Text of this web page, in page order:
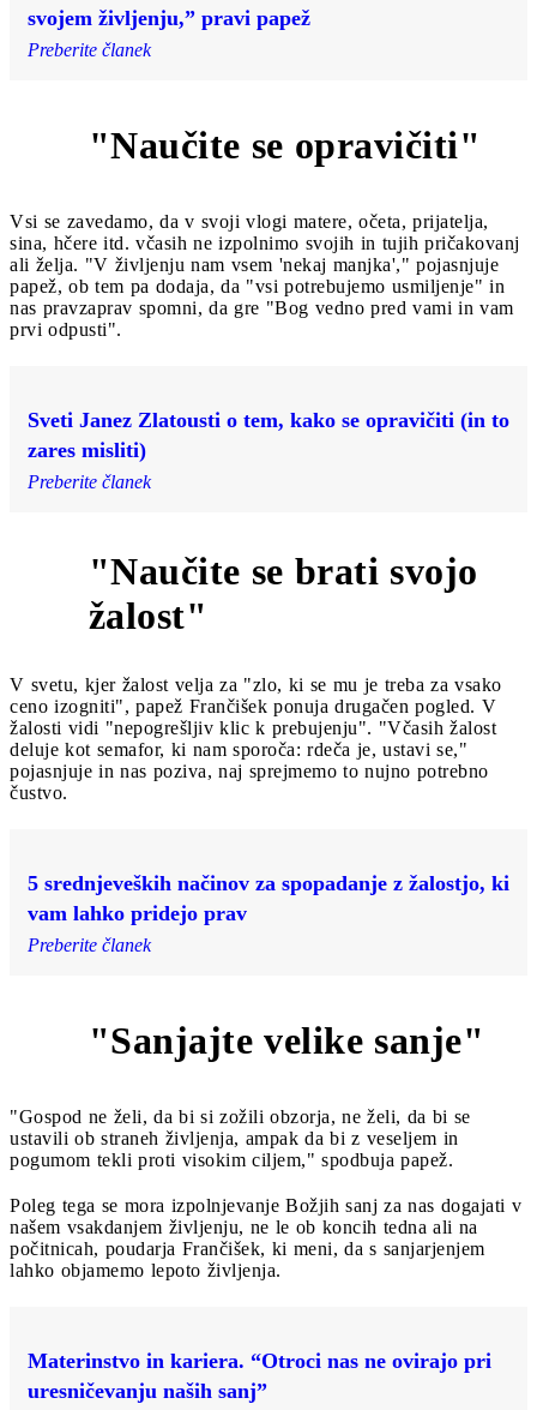
svojem življenju,” pravi papež
Preberite članek
"Naučite se opravičiti"
Vsi se zavedamo, da v svoji vlogi matere, očeta, prijatelja,
sina, hčere itd. včasih ne izpolnimo svojih in tujih pričakovanj
ali želja. "V življenju nam vsem 'nekaj manjka'," pojasnjuje
papež, ob tem pa dodaja, da "vsi potrebujemo usmiljenje" in
nas pravzaprav spomni, da gre "Bog vedno pred vami in vam
prvi odpusti".
Sveti Janez Zlatousti o tem, kako se opravičiti (in to
zares misliti)
Preberite članek
"Naučite se brati svojo
žalost"
V svetu, kjer žalost velja za "zlo, ki se mu je treba za vsako
ceno izogniti", papež Frančišek ponuja drugačen pogled. V
žalosti vidi "nepogrešljiv klic k prebujenju". "Včasih žalost
deluje kot semafor, ki nam sporoča: rdeča je, ustavi se,"
pojasnjuje in nas poziva, naj sprejmemo to nujno potrebno
čustvo.
5 srednjeveških načinov za spopadanje z žalostjo, ki
vam lahko pridejo prav
Preberite članek
"Sanjajte velike sanje"
"Gospod ne želi, da bi si zožili obzorja, ne želi, da bi se
ustavili ob straneh življenja, ampak da bi z veseljem in
pogumom tekli proti visokim ciljem," spodbuja papež.
Poleg tega se mora izpolnjevanje Božjih sanj za nas dogajati v
našem vsakdanjem življenju, ne le ob koncih tedna ali na
počitnicah, poudarja Frančišek, ki meni, da s sanjarjenjem
lahko objamemo lepoto življenja.
Materinstvo in kariera. “Otroci nas ne ovirajo pri
uresničevanju naših sanj”